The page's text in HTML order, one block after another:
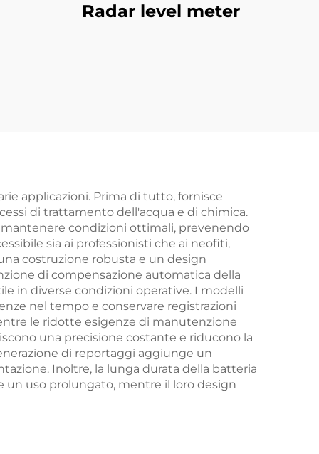
Radar level meter
applicazioni. Prima di tutto, fornisce
di trattamento dell'acqua e di chimica.
condizioni ottimali, prevenendo
sia ai professionisti che ai neofiti,
costruzione robusta e un design
di compensazione automatica della
in diverse condizioni operative. I modelli
nel tempo e conservare registrazioni
le ridotte esigenze di manutenzione
una precisione costante e riducono la
di reportaggi aggiunge un
Inoltre, la lunga durata della batteria
un uso prolungato, mentre il loro design